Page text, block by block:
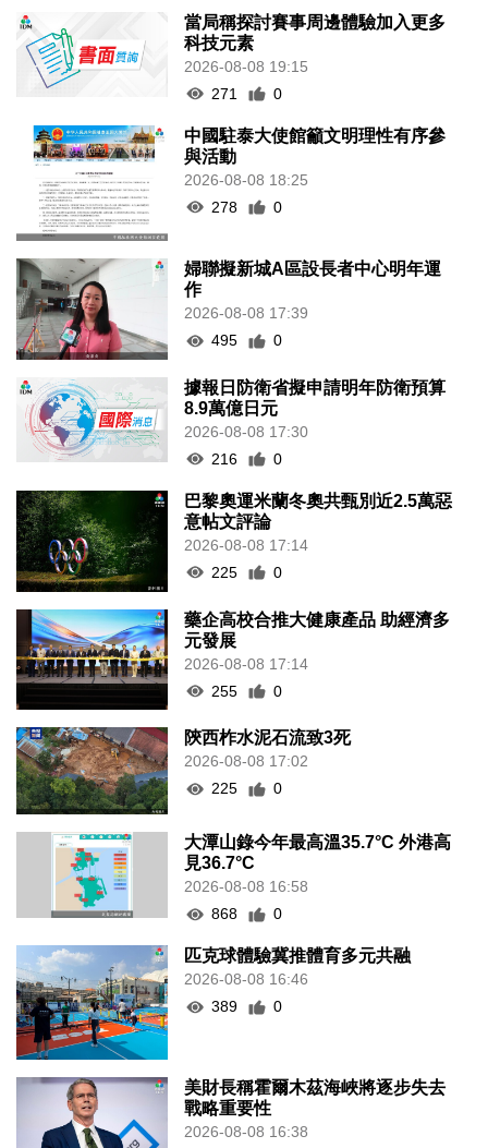
當局稱探討賽事周邊體驗加入更多
科技元素
2026-08-08 19:15
271
0
中國駐泰大使館籲文明理性有序參
與活動
2026-08-08 18:25
278
0
婦聯擬新城A區設長者中心明年運
作
2026-08-08 17:39
495
0
據報日防衛省擬申請明年防衛預算
8.9萬億日元
2026-08-08 17:30
216
0
巴黎奧運米蘭冬奧共甄別近2.5萬惡
意帖文評論
2026-08-08 17:14
225
0
藥企高校合推大健康產品 助經濟多
元發展
2026-08-08 17:14
255
0
陝西柞水泥石流致3死
2026-08-08 17:02
225
0
大潭山錄今年最高溫35.7°C 外港高
見36.7°C
2026-08-08 16:58
868
0
匹克球體驗冀推體育多元共融
2026-08-08 16:46
389
0
美財長稱霍爾木茲海峽將逐步失去
戰略重要性
2026-08-08 16:38